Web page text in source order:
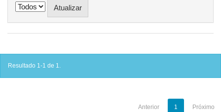
Resultado 1-1 de 1.
Anterior 1 Próximo